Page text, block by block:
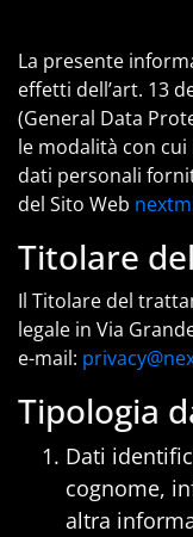
La presente
effetti dell’art. 13
(General Data
le modalità con
dati personali
del Sito Web
Titolare
Il Titolare del
legale in Via
e-mail:
Tipologia
Dati
cognome,
altra